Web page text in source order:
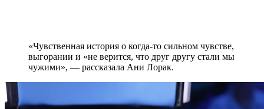
«Чувственная история о когда-то сильном чувстве,
выгорании и «не верится, что друг другу стали мы
чужими», — рассказала Ани Лорак.